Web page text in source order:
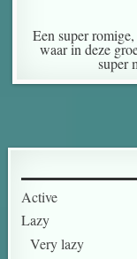
Een super
waar in deze
super
Active
Lazy
Very lazy